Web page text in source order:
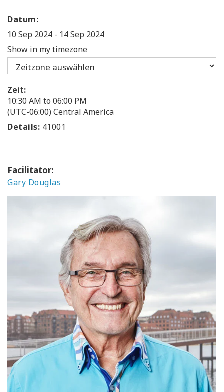
Datum:
10 Sep 2024 - 14 Sep 2024
Show in my timezone
Zeit:
10:30 AM to 06:00 PM
(UTC-06:00) Central America
Details: 41001
Facilitator:
Gary Douglas